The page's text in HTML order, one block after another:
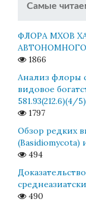
Самые
ФЛОРА МХОВ
АВТОНОМНОГО
1866
Анализ флоры
видовое
581.93(212.6)(4/5)
1797
Обзор редких
494
490